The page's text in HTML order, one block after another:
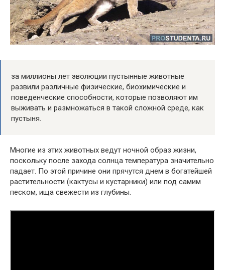
за миллионы лет эволюции пустынные животные
развили различные физические, биохимические и
поведенческие способности, которые позволяют им
выживать и размножаться в такой сложной среде, как
пустыня.
Многие из этих животных ведут ночной образ жизни,
поскольку после захода солнца температура значительно
падает. По этой причине они прячутся днем ​​в богатейшей
растительности (кактусы и кустарники) или под самим
песком, ища свежести из глубины.